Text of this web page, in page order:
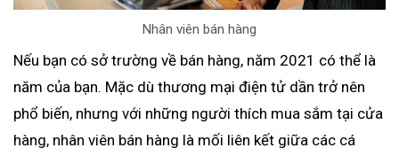
Nhân viên bán hàng
Nếu bạn có sở trường về bán hàng, năm 2021 có thể là
năm của bạn. Mặc dù thương mại điện tử dần trở nên
phổ biến, nhưng với những người thích mua sắm tại cửa
hàng, nhân viên bán hàng là mối liên kết giữa các cá